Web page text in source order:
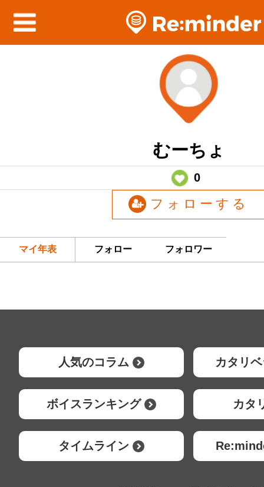
むーちょ
0
フォローする
マイ年表 フォロー フォロワー
人気のコラム カタリ
ボイスランキング カタ
タイムライン